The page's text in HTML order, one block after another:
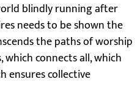
blindly running after
needs to be shown the
the paths of worship
connects all, which
ensures collective